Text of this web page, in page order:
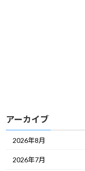
アーカイブ
2026年8月
2026年7月